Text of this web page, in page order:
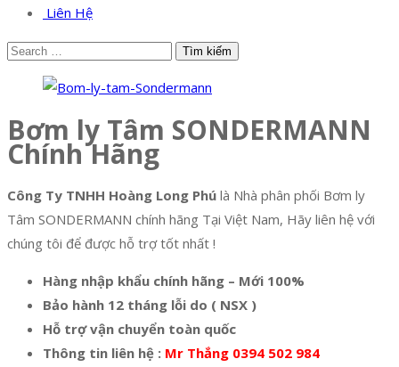
Liên Hệ
Bơm ly Tâm SONDERMANN
Chính Hãng
Công Ty TNHH Hoàng Long Phú là Nhà phân phối Bơm ly
Tâm SONDERMANN chính hãng Tại Việt Nam, Hãy liên hệ với
chúng tôi để được hỗ trợ tốt nhất !
Hàng nhập khẩu chính hãng – Mới 100%
Bảo hành 12 tháng lỗi do ( NSX )
Hỗ trợ vận chuyển toàn quốc
Thông tin liên hệ : Mr Thắng 0394 502 984